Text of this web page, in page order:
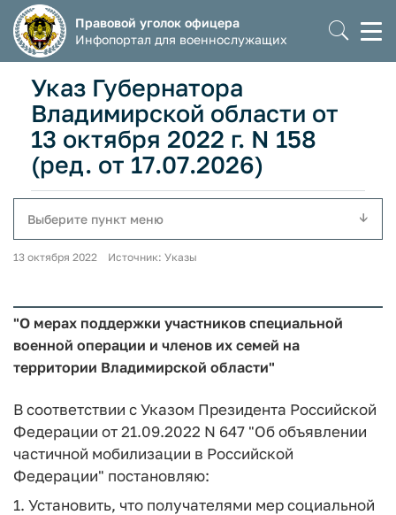
Правовой уголок офицера
Инфопортал для военнослужащих
Указ Губернатора
Владимирской области от
13 октября 2022 г. N 158
(ред. от 17.07.2026)
Выберите пункт меню
13 октября 2022 Источник: Указы
"О мерах поддержки участников специальной
военной операции и членов их семей на
территории Владимирской области"
В соответствии с Указом Президента Российской
Федерации от 21.09.2022 N 647 "Об объявлении
частичной мобилизации в Российской
Федерации" постановляю:
1. Установить, что получателями мер социальной